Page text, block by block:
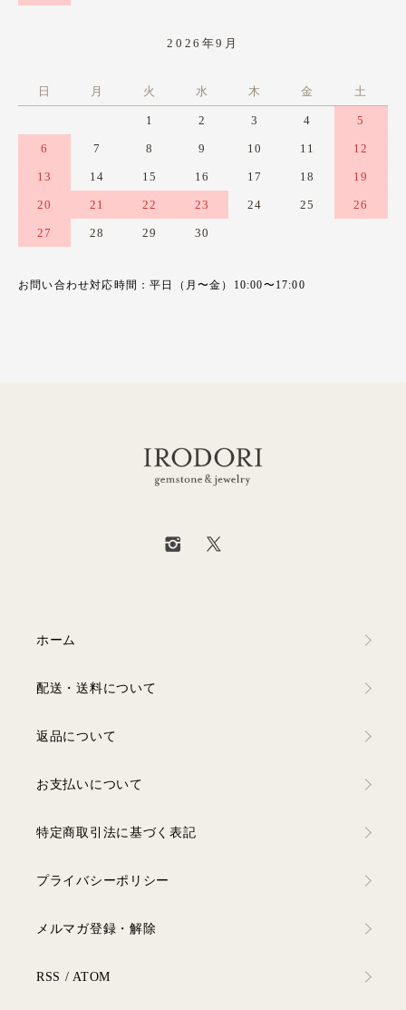
2026年9月
日 月 火 水 木 金 土
1 2 3 4 5
6 7 8 9 10 11 12
13 14 15 16 17 18 19
20 21 22 23 24 25 26
27 28 29 30
お問い合わせ対応時間：平日（月〜金）10:00〜17:00
ホーム
配送・送料について
返品について
お支払いについて
特定商取引法に基づく表記
プライバシーポリシー
メルマガ登録・解除
RSS / ATOM